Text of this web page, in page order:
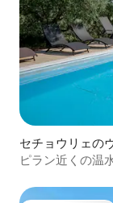
セチョウリェの
ピラン近くの温